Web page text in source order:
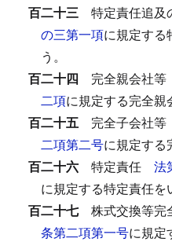
百二十三 特定責任追及
の三第一項に規定する
う。
百二十四 完全親会社等
二項に規定する完全親
百二十五 完全子会社等
二項第二号に規定する
百二十六 特定責任
法
に規定する特定責任を
百二十七 株式交換等完
条第二項第一号に規定